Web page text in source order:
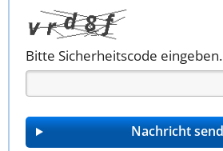
Bitte Sicherheitscode eingeben.